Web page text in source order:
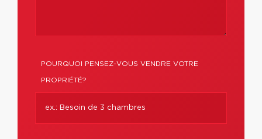
POURQUOI PENSEZ-VOUS VENDRE VOTRE
PROPRIÉTÉ?